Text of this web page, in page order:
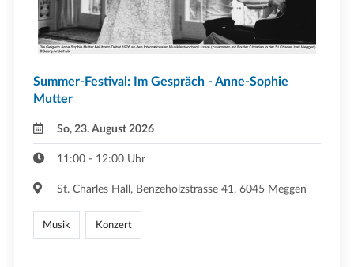
Summer-Festival: Im Gespräch - Anne-Sophie
Mutter
So, 23. August 2026
11:00 - 12:00 Uhr
St. Charles Hall, Benzeholzstrasse 41, 6045 Meggen
Musik Konzert